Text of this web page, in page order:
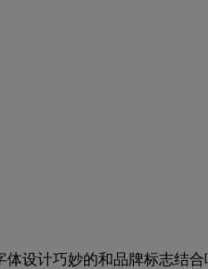
设计巧妙的和品牌标志结